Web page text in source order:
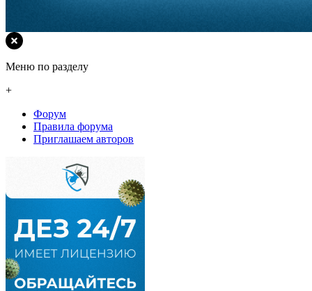
Меню по разделу
+
Форум
Правила форума
Приглашаем авторов